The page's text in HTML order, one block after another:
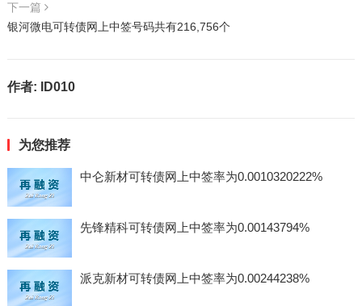
下一篇
银河微电可转债网上中签号码共有216,756个
作者: ID010
为您推荐
中仑新材可转债网上中签率为0.0010320222%
先锋精科可转债网上中签率为0.00143794%
派克新材可转债网上中签率为0.00244238%